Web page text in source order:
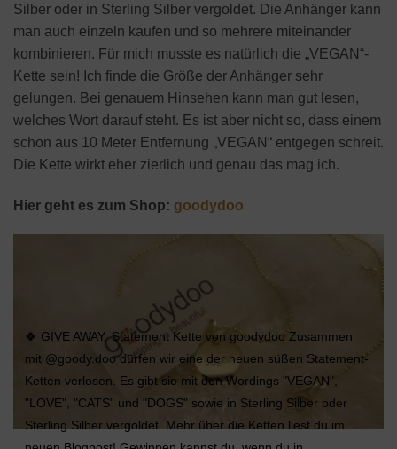
Silber oder in Sterling Silber vergoldet. Die Anhänger kann
man auch einzeln kaufen und so mehrere miteinander
kombinieren. Für mich musste es natürlich die „VEGAN“-
Kette sein! Ich finde die Größe der Anhänger sehr
gelungen. Bei genauem Hinsehen kann man gut lesen,
welches Wort darauf steht. Es ist aber nicht so, dass einem
schon aus 10 Meter Entfernung „VEGAN“ entgegen schreit.
Die Kette wirkt eher zierlich und genau das mag ich.
Hier geht es zum Shop: goodydoo
🍀 GIVE AWAY: Statement Kette von goodydoo Zusammen
mit @goody.doo dürfen wir eine der neuen süßen Statement-
Ketten verlosen. Es gibt sie mit den Wordings "VEGAN",
"LOVE", "CATS" und "DOGS" sowie in Sterling Silber oder
Sterling Silber vergoldet. Mehr über die Ketten liest du im